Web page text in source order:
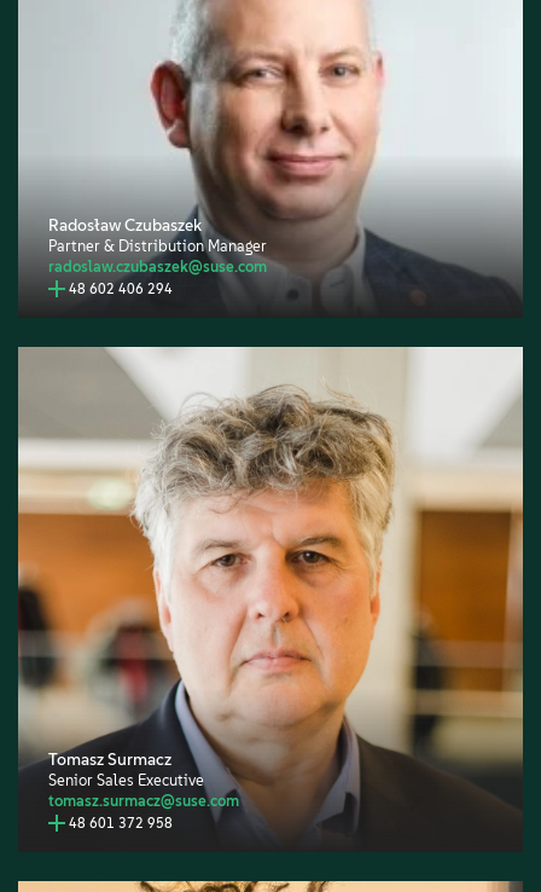
Radosław Czubaszek
Partner & Distribution Manager
radoslaw.czubaszek@suse.com
48 602 406 294
Tomasz Surmacz
Senior Sales Executive
tomasz.surmacz@suse.com
48 601 372 958